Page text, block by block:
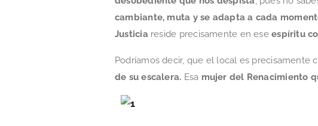
cambiante, muta y se adapta a cada
Justicia reside precisamente en eseespíritu
Podríamos decir, que el local es precisamente
de su escalera. Esa mujer del Renacimiento